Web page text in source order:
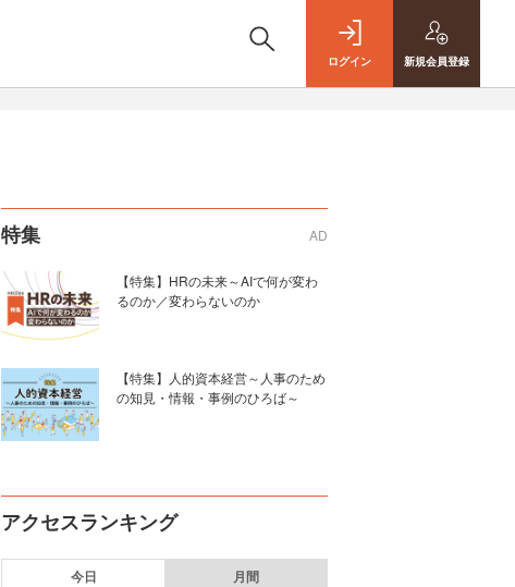
ログイン 新規会員登録
特集 AD
【特集】HRの未来～AIで何が変わ
るのか／変わらないのか
【特集】人的資本経営～人事のため
の知見・情報・事例のひろば～
アクセスランキング
今日 月間